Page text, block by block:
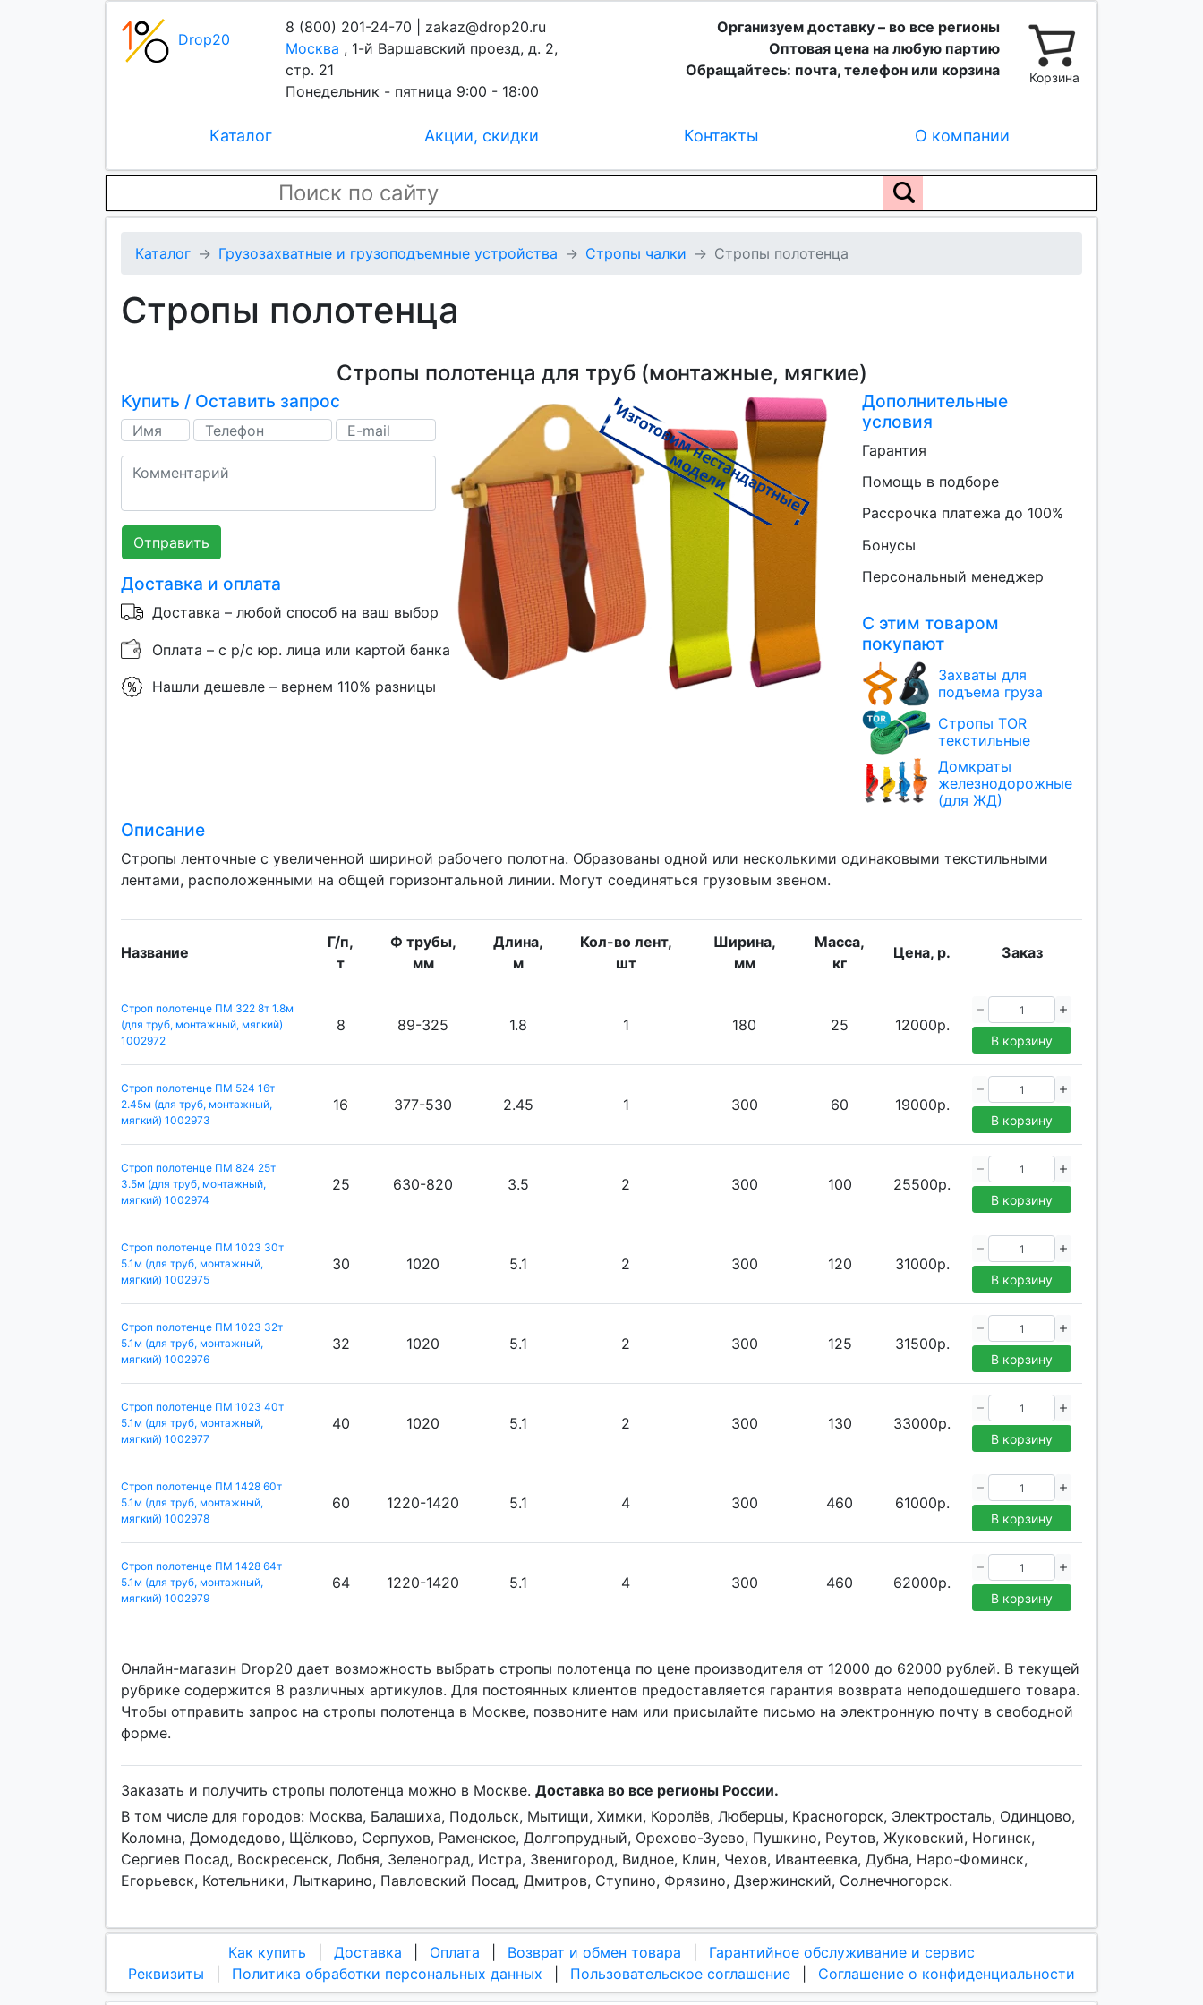
Drop20
8 (800) 201-24-70 | zakaz@drop20.ru
Москва , 1-й Варшавский проезд, д. 2,
стр. 21
Понедельник - пятница 9:00 - 18:00
Организуем доставку – во все регионы
Оптовая цена на любую партию
Обращайтесь: почта, телефон или корзина
Корзина
Каталог Акции, скидки Контакты О компании
Каталог Грузозахватные и грузоподъемные устройства Стропы чалки Стропы полотенца
Стропы полотенца
Стропы полотенца для труб (монтажные, мягкие)
Купить / Оставить запрос
Отправить
Доставка и оплата
Доставка – любой способ на ваш выбор
Оплата – с р/с юр. лица или картой банка
Нашли дешевле – вернем 110% разницы
Дополнительные
условия
Гарантия
Помощь в подборе
Рассрочка платежа до 100%
Бонусы
Персональный менеджер
С этим товаром
покупают
Захваты для
подъема груза
Стропы TOR
текстильные
Домкраты
железнодорожные
(для ЖД)
Описание
Стропы ленточные с увеличенной шириной рабочего полотна. Образованы одной или несколькими одинаковыми текстильными
лентами, расположенными на общей горизонтальной линии. Могут соединяться грузовым звеном.
Название
Г/п,
т
Ф трубы,
мм
Длина,
м
Кол-во лент,
шт
Ширина,
мм
Масса,
кг
Цена, р. Заказ
Строп полотенце ПМ 322 8т 1.8м
(для труб, монтажный, мягкий)
1002972
8 89-325 1.8 1 180 25 12000р.
В корзину
Строп полотенце ПМ 524 16т
2.45м (для труб, монтажный,
мягкий) 1002973
16 377-530 2.45 1 300 60 19000р.
В корзину
Строп полотенце ПМ 824 25т
3.5м (для труб, монтажный,
мягкий) 1002974
25 630-820 3.5 2 300 100 25500р.
В корзину
Строп полотенце ПМ 1023 30т
5.1м (для труб, монтажный,
мягкий) 1002975
30 1020 5.1 2 300 120 31000р.
В корзину
Строп полотенце ПМ 1023 32т
5.1м (для труб, монтажный,
мягкий) 1002976
32 1020 5.1 2 300 125 31500р.
В корзину
Строп полотенце ПМ 1023 40т
5.1м (для труб, монтажный,
мягкий) 1002977
40 1020 5.1 2 300 130 33000р.
В корзину
Строп полотенце ПМ 1428 60т
5.1м (для труб, монтажный,
мягкий) 1002978
60 1220-1420 5.1 4 300 460 61000р.
В корзину
Строп полотенце ПМ 1428 64т
5.1м (для труб, монтажный,
мягкий) 1002979
64 1220-1420 5.1 4 300 460 62000р.
В корзину
Онлайн-магазин Drop20 дает возможность выбрать стропы полотенца по цене производителя от 12000 до 62000 рублей. В текущей
рубрике содержится 8 различных артикулов. Для постоянных клиентов предоставляется гарантия возврата неподошедшего товара.
Чтобы отправить запрос на стропы полотенца в Москве, позвоните нам или присылайте письмо на электронную почту в свободной
форме.
Заказать и получить стропы полотенца можно в Москве. Доставка во все регионы России.
В том числе для городов: Москва, Балашиха, Подольск, Мытищи, Химки, Королёв, Люберцы, Красногорск, Электросталь, Одинцово,
Коломна, Домодедово, Щёлково, Серпухов, Раменское, Долгопрудный, Орехово-Зуево, Пушкино, Реутов, Жуковский, Ногинск,
Сергиев Посад, Воскресенск, Лобня, Зеленоград, Истра, Звенигород, Видное, Клин, Чехов, Ивантеевка, Дубна, Наро-Фоминск,
Егорьевск, Котельники, Лыткарино, Павловский Посад, Дмитров, Ступино, Фрязино, Дзержинский, Солнечногорск.
Как купить Доставка Оплата Возврат и обмен товара
Гарантийное обслуживание и сервис
Реквизиты
Политика обработки персональных данных Пользовательское соглашение Соглашение о конфиденциальности